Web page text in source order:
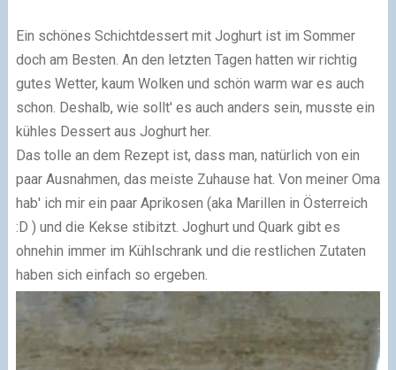
Ein schönes Schichtdessert mit Joghurt ist im Sommer
doch am Besten. An den letzten Tagen hatten wir richtig
gutes Wetter, kaum Wolken und schön warm war es auch
schon. Deshalb, wie sollt' es auch anders sein, musste ein
kühles Dessert aus Joghurt her.
Das tolle an dem Rezept ist, dass man, natürlich von ein
paar Ausnahmen, das meiste Zuhause hat. Von meiner Oma
hab' ich mir ein paar Aprikosen (aka Marillen in Österreich
:D ) und die Kekse stibitzt. Joghurt und Quark gibt es
ohnehin immer im Kühlschrank und die restlichen Zutaten
haben sich einfach so ergeben.